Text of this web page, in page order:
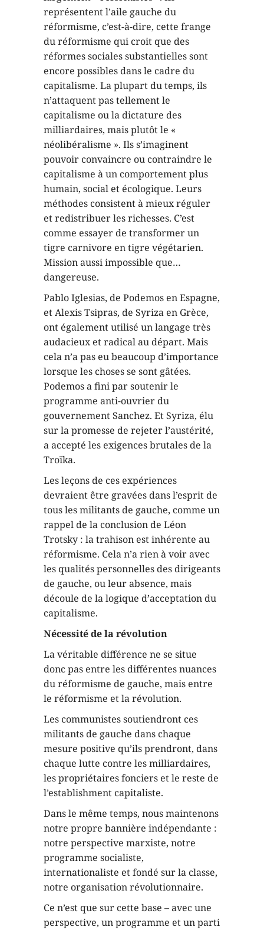
représentent l’aile gauche du
réformisme, c’est-à-dire, cette frange
du réformisme qui croit que des
réformes sociales substantielles sont
encore possibles dans le cadre du
capitalisme. La plupart du temps, ils
n’attaquent pas tellement le
capitalisme ou la dictature des
milliardaires, mais plutôt le «
néolibéralisme ». Ils s’imaginent
pouvoir convaincre ou contraindre le
capitalisme à un comportement plus
humain, social et écologique. Leurs
méthodes consistent à mieux réguler
et redistribuer les richesses. C’est
comme essayer de transformer un
tigre carnivore en tigre végétarien.
Mission aussi impossible que…
dangereuse.
Pablo Iglesias, de Podemos en Espagne,
et Alexis Tsipras, de Syriza en Grèce,
ont également utilisé un langage très
audacieux et radical au départ. Mais
cela n’a pas eu beaucoup d’importance
lorsque les choses se sont gâtées.
Podemos a fini par soutenir le
programme anti-ouvrier du
gouvernement Sanchez. Et Syriza, élu
sur la promesse de rejeter l’austérité,
a accepté les exigences brutales de la
Troïka.
Les leçons de ces expériences
devraient être gravées dans l’esprit de
tous les militants de gauche, comme un
rappel de la conclusion de Léon
Trotsky : la trahison est inhérente au
réformisme. Cela n’a rien à voir avec
les qualités personnelles des dirigeants
de gauche, ou leur absence, mais
découle de la logique d’acceptation du
capitalisme.
Nécessité de la révolution
La véritable différence ne se situe
donc pas entre les différentes nuances
du réformisme de gauche, mais entre
le réformisme et la révolution.
Les communistes soutiendront ces
militants de gauche dans chaque
mesure positive qu’ils prendront, dans
chaque lutte contre les milliardaires,
les propriétaires fonciers et le reste de
l’establishment capitaliste.
Dans le même temps, nous maintenons
notre propre bannière indépendante :
notre perspective marxiste, notre
programme socialiste,
internationaliste et fondé sur la classe,
notre organisation révolutionnaire.
Ce n’est que sur cette base – avec une
perspective, un programme et un parti